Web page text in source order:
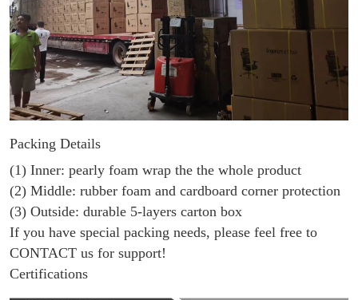
Packing Details
(1) Inner: pearly foam wrap the the whole product
(2) Middle: rubber foam and cardboard corner protection
(3) Outside: durable 5-layers carton box
If you have special packing needs, please feel free to
CONTACT us for support!
Certifications